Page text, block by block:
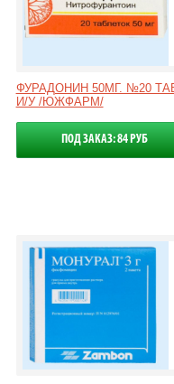
ФУРАДОНИН 50МГ. №20
И/У /ЮЖФАРМ/
ПОД ЗАКАЗ: 84 РУБ